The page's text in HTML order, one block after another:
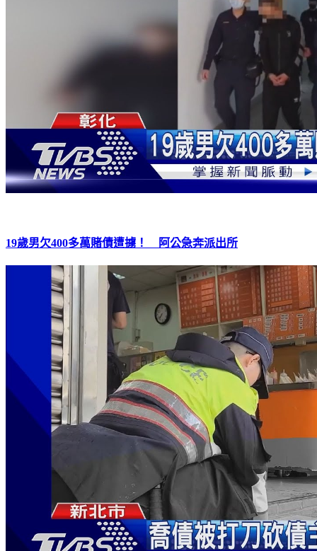
19歲男欠400多萬賭債遭擄！ 阿公急奔派出所